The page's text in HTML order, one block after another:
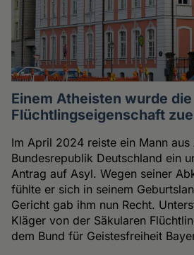
Einem Atheisten wurde die
Flüchtlingseigenschaft
Im April 2024 reiste ein Mann
Bundesrepublik Deutschland ein
Antrag auf Asyl. Wegen seiner
fühlte er sich in seinem
Gericht gab ihm nun Recht.
Kläger von der Säkularen
dem Bund für Geistesfreiheit